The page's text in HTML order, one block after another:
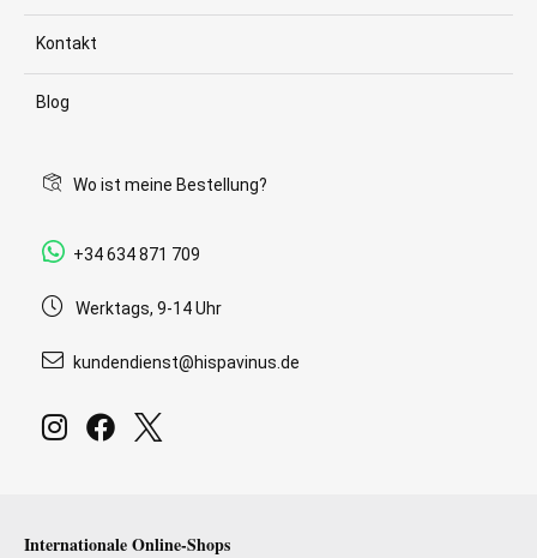
Kontakt
Blog
Wo ist meine Bestellung?
+34 634 871 709
Werktags, 9-14 Uhr
kundendienst@hispavinus.de
Internationale Online-Shops